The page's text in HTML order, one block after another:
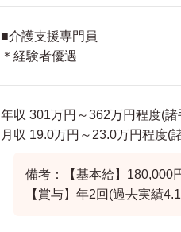
■介護支援専門員
＊経験者優遇
年収 301万円～362万円程度(諸
月収 19.0万円～23.0万円程度(
備考：【基本給】180,000
【賞与】年2回(過去実績